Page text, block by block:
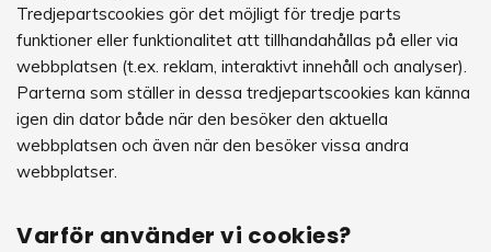
Tredjepartscookies gör det möjligt för tredje parts
funktioner eller funktionalitet att tillhandahållas på eller via
webbplatsen (t.ex. reklam, interaktivt innehåll och analyser).
Parterna som ställer in dessa tredjepartscookies kan känna
igen din dator både när den besöker den aktuella
webbplatsen och även när den besöker vissa andra
webbplatser.
Varför använder vi cookies?